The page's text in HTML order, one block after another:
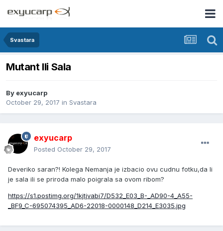
Svastara
Mutant Ili Sala
By exyucarp
October 29, 2017 in Svastara
exyucarp
Posted October 29, 2017
Deveriko saran?! Kolega Nemanja je izbacio ovu cudnu fotku,da li
je sala ili se priroda malo poigrala sa ovom ribom?
https://s1.postimg.org/1kjtjvabi7/D532_E03_B-_AD90-4_A55-
_BF9_C-695074395_AD6-22018-0000148_D214_E3035.jpg